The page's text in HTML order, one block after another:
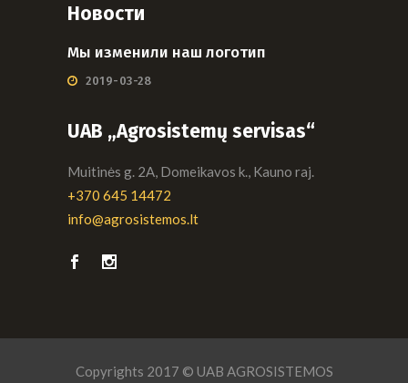
Новости
Мы изменили наш логотип
2019-03-28
UAB „Agrosistemų servisas“
Muitinės g. 2A, Domeikavos k., Kauno raj.
+370 645 14472
info@agrosistemos.lt
Copyrights 2017 © UAB AGROSISTEMOS